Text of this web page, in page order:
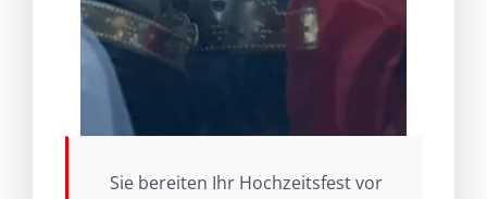
Sie bereiten Ihr Hochzeitsfest vor